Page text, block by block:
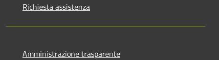
Richiesta assistenza
Amministrazione trasparente